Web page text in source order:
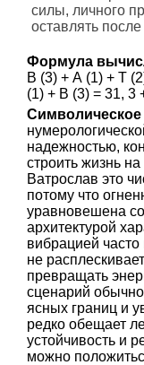
силы, личного
оставлять
Формула
В (3) + А (1) + Т
(1) + В (3) = 31, 3
Символическое
надежностью,
строить жизнь
Ватрослав это
потому что
уравновешена
архитектурой
вибрацией часто
не
превращать
сценарий обычно
ясных границ и
редко обещает
устойчивость и
можно